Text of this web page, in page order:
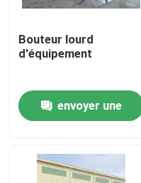
À la maison
À propos de nous
Bouteur lourd
d'équipement
envoyer une